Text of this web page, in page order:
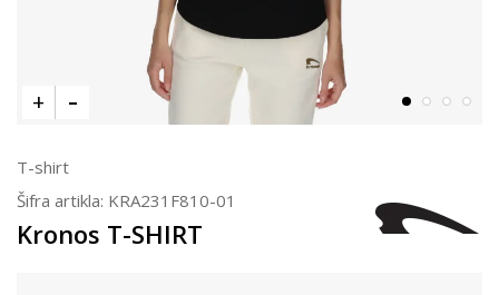
T-shirt
Šifra artikla: KRA231F810-01
Kronos T-SHIRT